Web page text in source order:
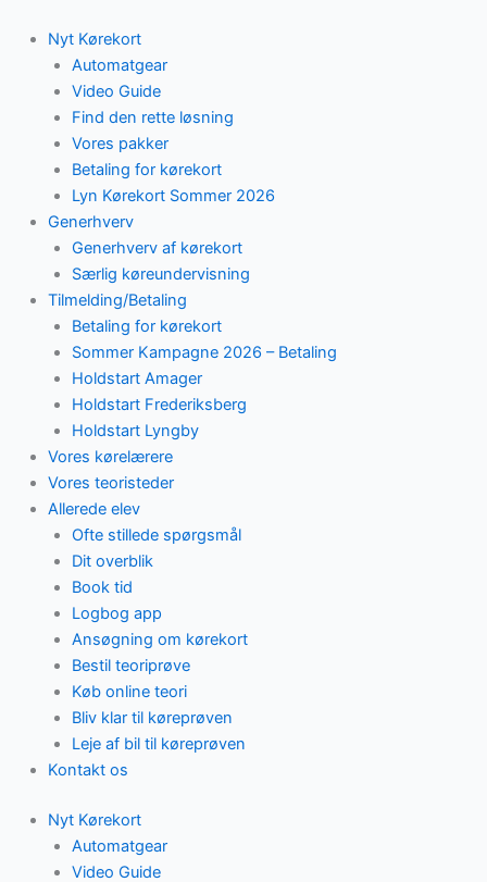
content
Nyt Kørekort
Automatgear
Video Guide
Find den rette løsning
Vores pakker
Betaling for kørekort
Lyn Kørekort Sommer 2026
Generhverv
Generhverv af kørekort
Særlig køreundervisning
Tilmelding/Betaling
Betaling for kørekort
Sommer Kampagne 2026 – Betaling
Holdstart Amager
Holdstart Frederiksberg
Holdstart Lyngby
Vores kørelærere
Vores teoristeder
Allerede elev
Ofte stillede spørgsmål
Dit overblik
Book tid
Logbog app
Ansøgning om kørekort
Bestil teoriprøve
Køb online teori
Bliv klar til køreprøven
Leje af bil til køreprøven
Kontakt os
Nyt Kørekort
Automatgear
Video Guide